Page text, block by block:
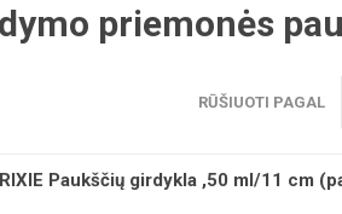
priemonės
RŪŠIUOTI PAGAL
Paukščių girdykla ,50 ml/11 cm